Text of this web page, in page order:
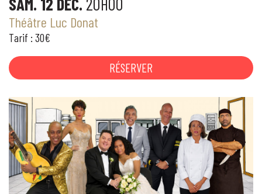
Théâtre Luc Donat
Tarif : 30€
RÉSERVER